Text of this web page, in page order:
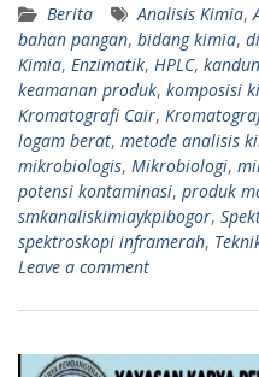
Berita Analisis Kimia,
bahan pangan, bidang kimia,
Kimia, Enzimatik, HPLC,
keamanan produk, komposisi
Kromatografi Cair,
logam berat, metode analisis
mikrobiologis, Mikrobiologi,
potensi kontaminasi, produk
smkanaliskimiaykpibogor,
spektroskopi inframerah,
Leave a comment